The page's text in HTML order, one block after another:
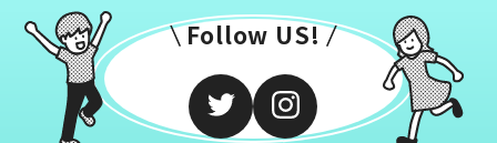
Follow US!